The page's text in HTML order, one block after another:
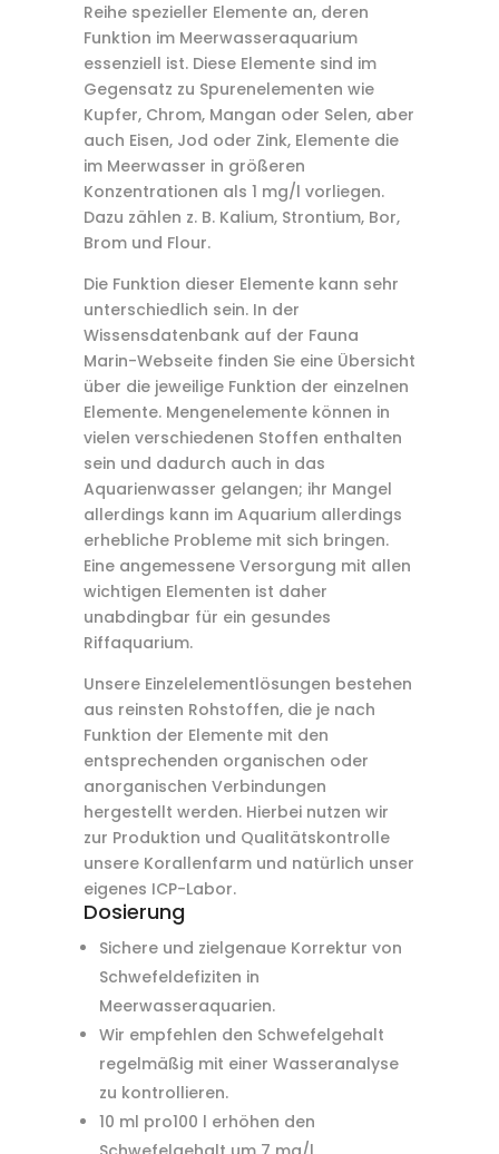
Reihe spezieller Elemente an, deren
Funktion im Meerwasseraquarium
essenziell ist. Diese Elemente sind im
Gegensatz zu Spurenelementen wie
Kupfer, Chrom, Mangan oder Selen, aber
auch Eisen, Jod oder Zink, Elemente die
im Meerwasser in größeren
Konzentrationen als 1 mg/l vorliegen.
Dazu zählen z. B. Kalium, Strontium, Bor,
Brom und Flour.
Die Funktion dieser Elemente kann sehr
unterschiedlich sein. In der
Wissensdatenbank auf der Fauna
Marin-Webseite finden Sie eine Übersicht
über die jeweilige Funktion der einzelnen
Elemente. Mengenelemente können in
vielen verschiedenen Stoffen enthalten
sein und dadurch auch in das
Aquarienwasser gelangen; ihr Mangel
allerdings kann im Aquarium allerdings
erhebliche Probleme mit sich bringen.
Eine angemessene Versorgung mit allen
wichtigen Elementen ist daher
unabdingbar für ein gesundes
Riffaquarium.
Unsere Einzelelementlösungen bestehen
aus reinsten Rohstoffen, die je nach
Funktion der Elemente mit den
entsprechenden organischen oder
anorganischen Verbindungen
hergestellt werden. Hierbei nutzen wir
zur Produktion und Qualitätskontrolle
unsere Korallenfarm und natürlich unser
eigenes ICP-Labor.
Dosierung
Sichere und zielgenaue Korrektur von
Schwefeldefiziten in
Meerwasseraquarien.
Wir empfehlen den Schwefelgehalt
regelmäßig mit einer Wasseranalyse
zu kontrollieren.
10 ml pro100 l erhöhen den